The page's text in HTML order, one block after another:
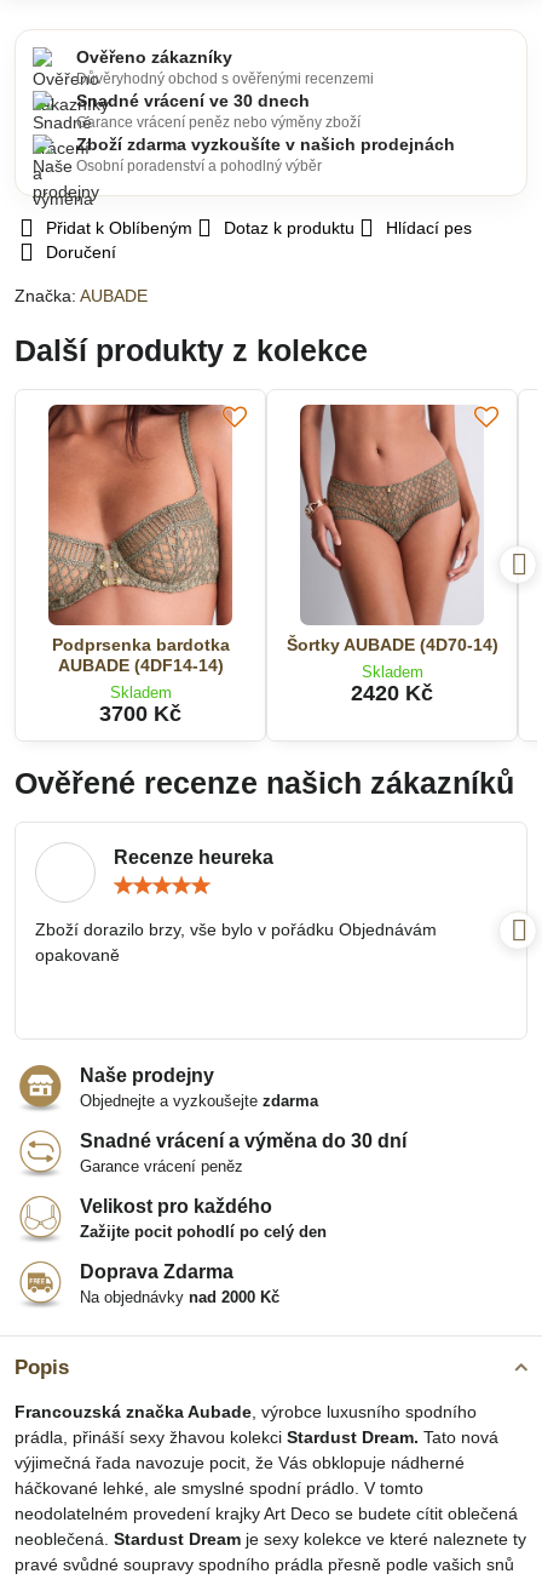
Přidat k Oblíbeným Dotaz k produktu
Hlídací pes
Doručení
Značka: AUBADE
Ověřeno zákazníky
Důvěryhodný obchod s ověřenými recenzemi
Snadné vrácení ve 30 dnech
Garance vrácení peněz nebo výměny zboží
Zboží zdarma vyzkoušíte v našich prodejnách
Osobní poradenství a pohodlný výběr
Popis
Francouzská značka Aubade , výrobce luxusního spodního
prádla, přináší sexy žhavou kolekci Stardust Dream. Tato nová
výjimečná řada navozuje pocit, že Vás obklopuje nádherné
háčkované lehké, ale smyslné spodní prádlo. V tomto
neodolatelném provedení krajky Art Deco se budete cítit oblečená
neoblečená. Stardust Dream je sexy kolekce ve které naleznete ty
pravé svůdné soupravy spodního prádla přesně podle vašich snů
Další produkty z kolekce
Podprsenka bardotka
AUBADE (4DF14-14)
Skladem
3700 Kč
Šortky AUBADE (4D70-14)
Skladem
2420 Kč
Ověřené recenze našich zákazníků
Recenze heureka
5
Zboží dorazilo brzy, vše bylo v pořádku Objednávám
opakovaně
Naše prodejny
Objednejte a vyzkoušejte zdarma
Snadné vrácení a výměna do 30 dní
Garance vrácení peněz
Velikost pro každého
Zažijte pocit pohodlí po celý den
Doprava Zdarma
Na objednávky nad 2000 Kč